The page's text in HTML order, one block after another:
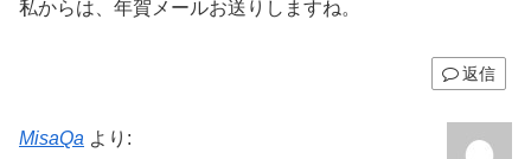
私からは、年賀メールお送りしますね。
返信
MisaQa より: